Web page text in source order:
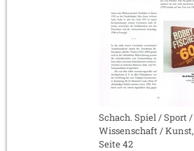
Schach. Spiel / Sport /
Wissenschaft / Kunst,
Seite 42